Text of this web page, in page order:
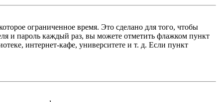
ограниченное время. Это сделано для того, чтобы
и пароль каждый раз, вы можете отметить флажком пункт
интернет-кафе, университете и т. д. Если пункт